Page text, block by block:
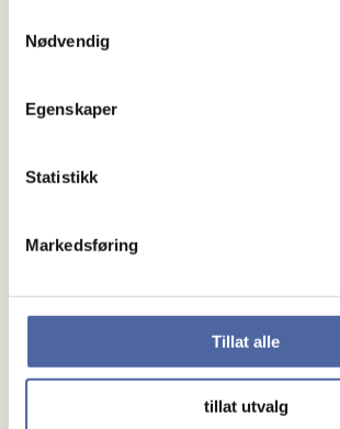
Nødvendig
Egenskaper
Statistikk
Markedsføring
Tillat alle
tillat utvalg
29
Sosialt
Markering av MS dagen
Vi står på torvet i Sarpsborg sentrum
Sarpsborg MS-forening